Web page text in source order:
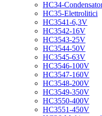
HC34-
HC35-Elettrolitici
HC3541-6,3V
HC3542-16V
HC3543-25V
HC3544-50V
HC3545-63V
HC3546-100V
HC3547-160V
HC3548-200V
HC3549-350V
HC3550-400V
HC3551-450V